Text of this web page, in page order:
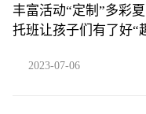
丰富活动“定制”多彩
托班让孩子们有了好“
2023-07-06